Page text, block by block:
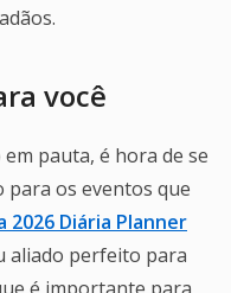
você
pauta, é hora de se
os eventos que
2026 Diária Planner
aliado perfeito para